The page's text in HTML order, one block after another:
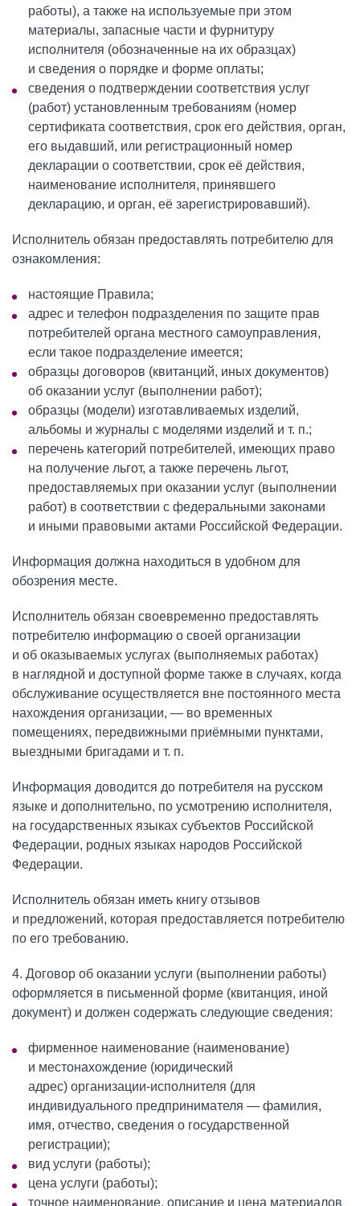
работы), а также на используемые при этом
материалы, запасные части и фурнитуру
исполнителя (обозначенные на их образцах)
и сведения о порядке и форме оплаты;
сведения о подтверждении соответствия услуг
(работ) установленным требованиям (номер
сертификата соответствия, срок его действия, орган,
его выдавший, или регистрационный номер
декларации о соответствии, срок её действия,
наименование исполнителя, принявшего
декларацию, и орган, её зарегистрировавший).
Исполнитель обязан предоставлять потребителю для
ознакомления:
настоящие Правила;
адрес и телефон подразделения по защите прав
потребителей органа местного самоуправления,
если такое подразделение имеется;
образцы договоров (квитанций, иных документов)
об оказании услуг (выполнении работ);
образцы (модели) изготавливаемых изделий,
альбомы и журналы с моделями изделий и т. п.;
перечень категорий потребителей, имеющих право
на получение льгот, а также перечень льгот,
предоставляемых при оказании услуг (выполнении
работ) в соответствии с федеральными законами
и иными правовыми актами Российской Федерации.
Информация должна находиться в удобном для
обозрения месте.
Исполнитель обязан своевременно предоставлять
потребителю информацию о своей организации
и об оказываемых услугах (выполняемых работах)
в наглядной и доступной форме также в случаях, когда
обслуживание осуществляется вне постоянного места
нахождения организации, — во временных
помещениях, передвижными приёмными пунктами,
выездными бригадами и т. п.
Информация доводится до потребителя на русском
языке и дополнительно, по усмотрению исполнителя,
на государственных языках субъектов Российской
Федерации, родных языках народов Российской
Федерации.
Исполнитель обязан иметь книгу отзывов
и предложений, которая предоставляется потребителю
по его требованию.
4. Договор об оказании услуги (выполнении работы)
оформляется в письменной форме (квитанция, иной
документ) и должен содержать следующие сведения:
фирменное наименование (наименование)
и местонахождение (юридический
адрес) организации-исполнителя (для
индивидуального предпринимателя — фамилия,
имя, отчество, сведения о государственной
регистрации);
вид услуги (работы);
цена услуги (работы);
точное наименование, описание и цена материалов